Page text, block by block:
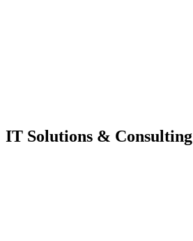
IT Solutions & Consulting